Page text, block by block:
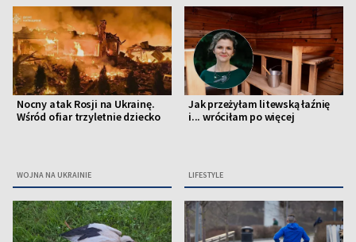
Nocny atak Rosji na Ukrainę.
Wśród ofiar trzyletnie dziecko
WOJNA NA UKRAINIE
Jak przeżyłam litewską łaźnię
i... wróciłam po więcej
LIFESTYLE